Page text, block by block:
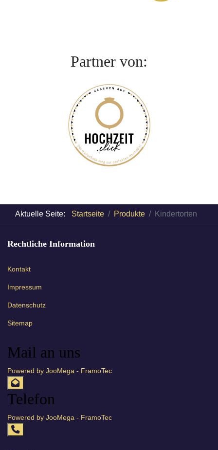
Partner von:
Aktuelle Seite: Startseite Produkte Kindertorten
Rechtliche Information
Kontakt
Impressum
Datenschutz
Sitemap
Mail an uns
Powered by JooMega - FramoTec
Telefon
Powered by JooMega - FramoTec